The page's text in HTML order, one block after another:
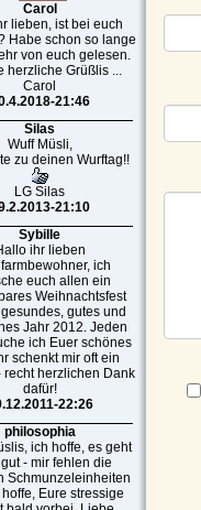
Carol
lieben, ist bei euch
Habe schon so lange
von euch gelesen.
herzliche Grüßlis ...
Carol
21:46
Silas
Wuff Müsli,
zu deinen Wurftag!!
LG Silas
21:10
Sybille
ihr lieben
ich
euch allen ein
Weihnachtsfest
gutes und
Jahr 2012. Jeden
ich Euer schönes
schenkt mir oft ein
recht herzlichen Dank
dafür!
22:26
philosophia
ich hoffe, es geht
- mir fehlen die
Schmunzeleinheiten
Eure stressige